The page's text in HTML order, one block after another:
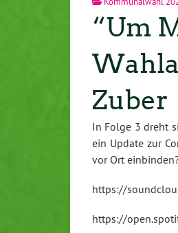
“Um
Zuber
In Folge 3 dreht
ein Update zur
vor Ort
https://​
https://​